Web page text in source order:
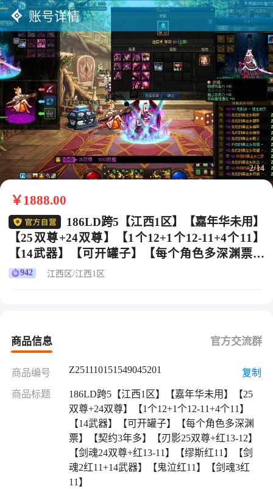
账号详情
2/14
￥1888.00
186LD跨5【江西1区】【嘉年华未用】
【25双尊+24双尊】【1个12+1个12-11+4个11】
【14武器】【可开罐子】【每个角色多深渊票】
【契约3年多】【刃影25双尊+红13-12】【剑魂24
942 江西区/江西1区
商品信息 官方交流群
商品编号 Z251110151549045201 复制
商品标题
186LD跨5【江西1区】【嘉年华未用】【25
双尊+24双尊】【1个12+1个12-11+4个11】
【14武器】【可开罐子】【每个角色多深渊
票】【契约3年多】【刃影25双尊+红13-12】
【剑魂24双尊+红13-11】【缪斯红11】【剑
魂2红11+14武器】【鬼泣红11】【剑魂3红
11】